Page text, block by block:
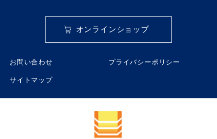
オンラインショップ
お問い合わせ プライバシーポリシー
サイトマップ